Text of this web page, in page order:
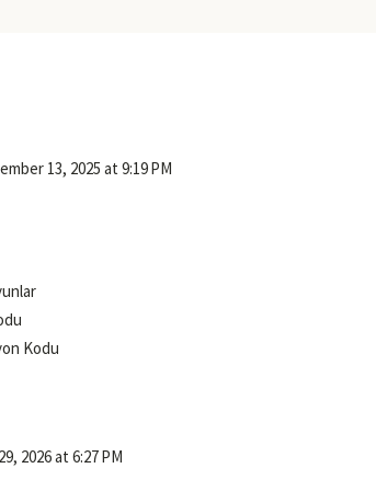
13, 2025 at 9:19 PM
Kodu
2026 at 6:27 PM